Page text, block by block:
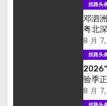
丝路头
邓泗
粤北
8 月
丝路头
验季
8 月